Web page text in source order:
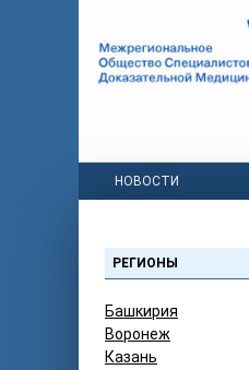
НОВОСТИ
РЕГИОНЫ
Башкирия
Воронеж
Казань